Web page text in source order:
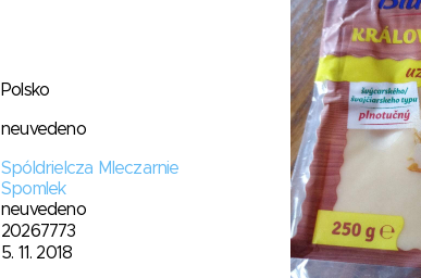
Polsko
neuvedeno
Spóldrielcza Mleczarnie
Spomlek
neuvedeno
20267773
5. 11. 2018